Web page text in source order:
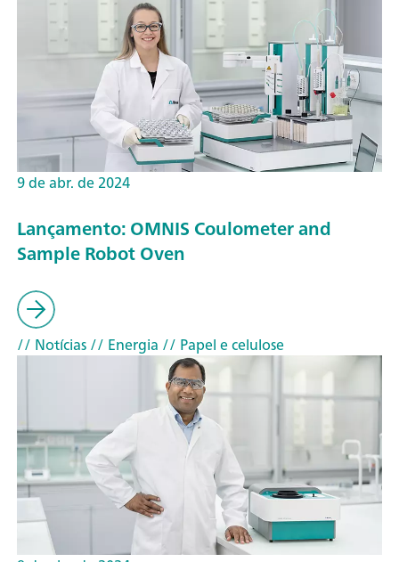
9 de abr. de 2024
Lançamento: OMNIS Coulometer and
Sample Robot Oven
// Notícias// Energia // Papel e celulose